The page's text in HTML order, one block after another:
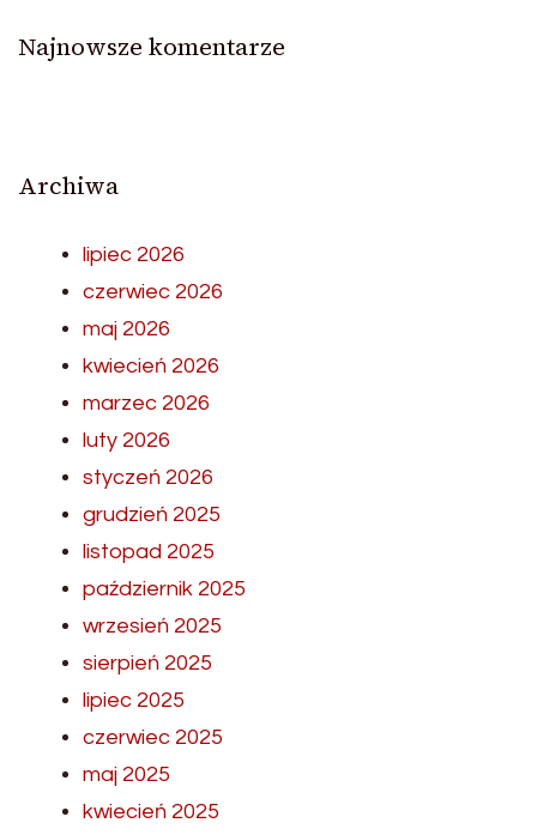
Najnowsze komentarze
Archiwa
lipiec 2026
czerwiec 2026
maj 2026
kwiecień 2026
marzec 2026
luty 2026
styczeń 2026
grudzień 2025
listopad 2025
październik 2025
wrzesień 2025
sierpień 2025
lipiec 2025
czerwiec 2025
maj 2025
kwiecień 2025